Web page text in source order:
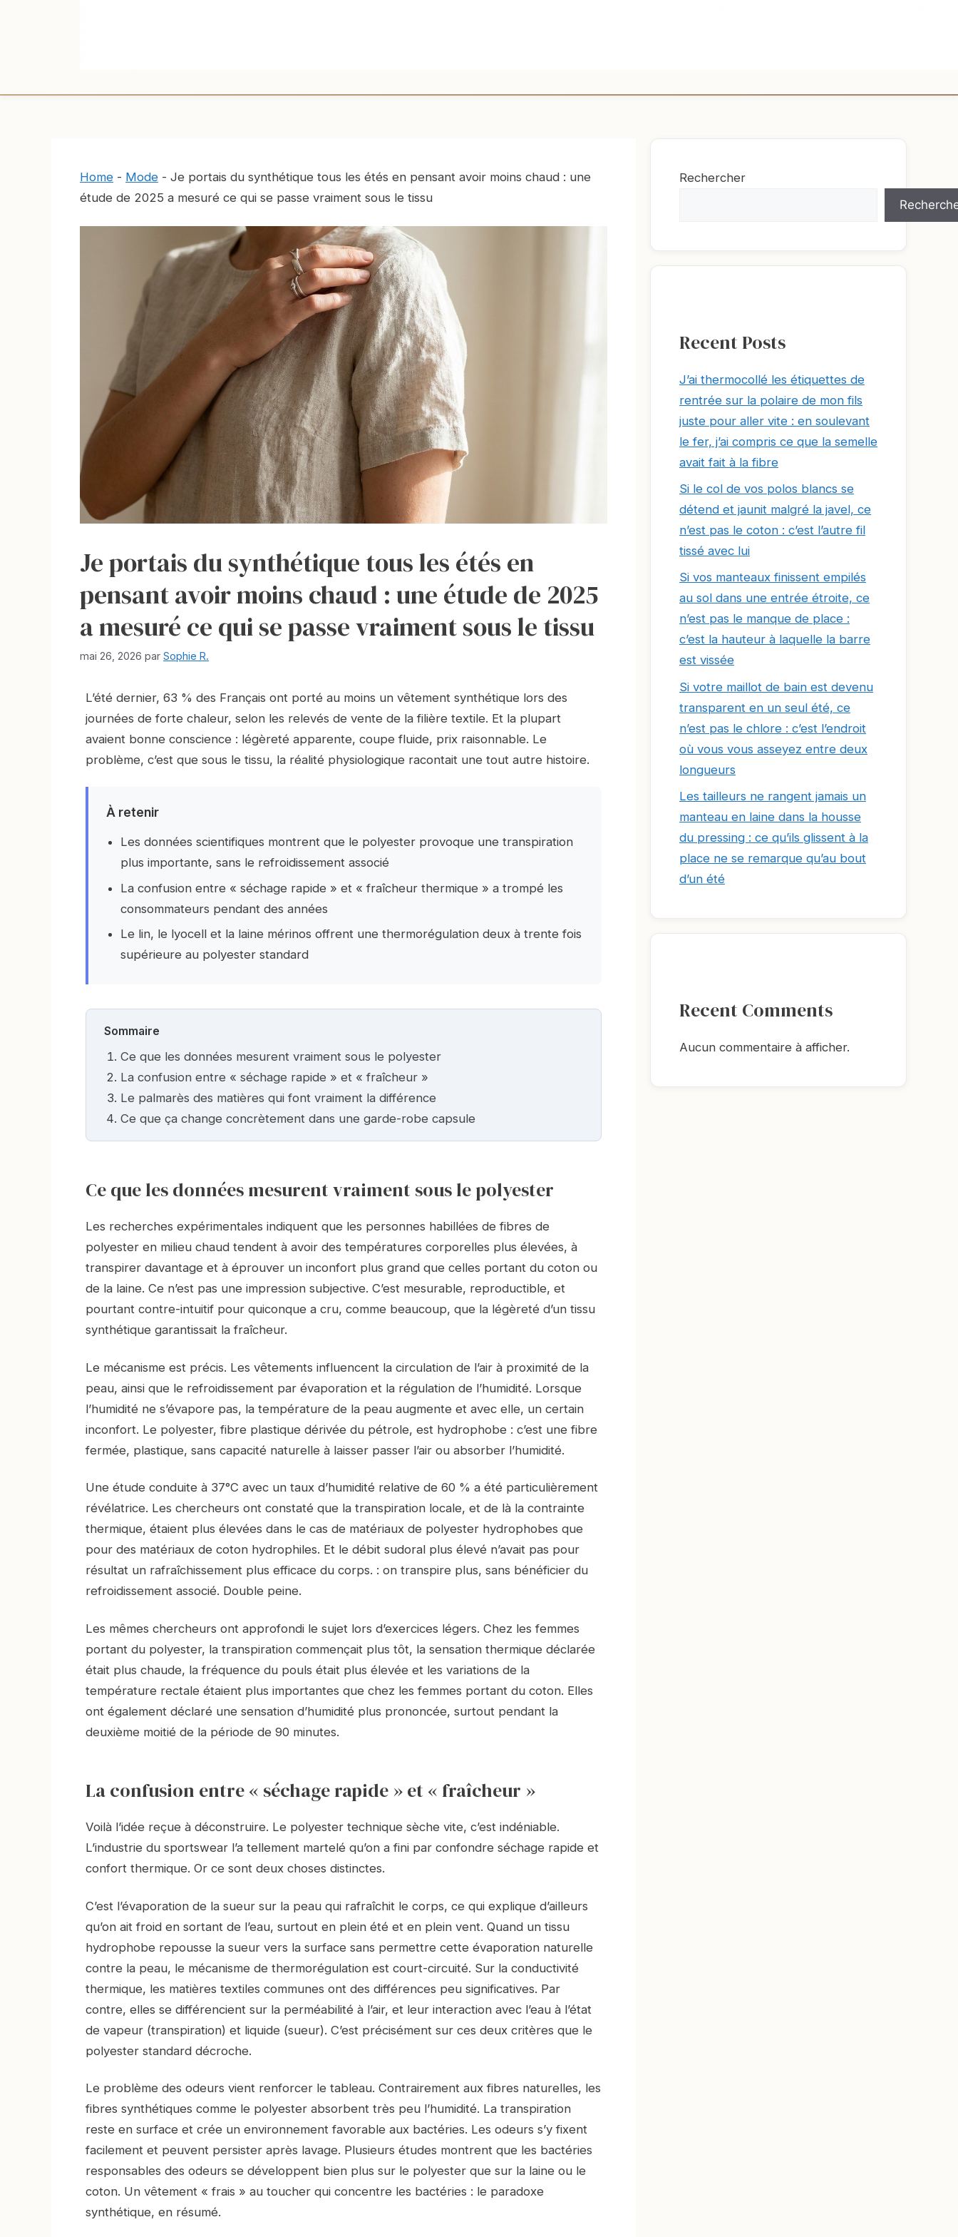
Home - Mode - Je portais du synthétique tous les étés en pensant avoir moins chaud : une
étude de 2025 a mesuré ce qui se passe vraiment sous le tissu
Je portais du synthétique tous les étés en
pensant avoir moins chaud : une étude de 2025
a mesuré ce qui se passe vraiment sous le tissu
mai 26, 2026 par Sophie R.
L’été dernier, 63 % des Français ont porté au moins un vêtement synthétique lors des
journées de forte chaleur, selon les relevés de vente de la filière textile. Et la plupart
avaient bonne conscience : légèreté apparente, coupe fluide, prix raisonnable. Le
problème, c’est que sous le tissu, la réalité physiologique racontait une tout autre histoire.
À retenir
Les données scientifiques montrent que le polyester provoque une transpiration
plus importante, sans le refroidissement associé
La confusion entre « séchage rapide » et « fraîcheur thermique » a trompé les
consommateurs pendant des années
Le lin, le lyocell et la laine mérinos offrent une thermorégulation deux à trente fois
supérieure au polyester standard
Sommaire
Ce que les données mesurent vraiment sous le polyester
La confusion entre « séchage rapide » et « fraîcheur »
Le palmarès des matières qui font vraiment la différence
Ce que ça change concrètement dans une garde-robe capsule
Ce que les données mesurent vraiment sous le polyester
Les recherches expérimentales indiquent que les personnes habillées de fibres de
polyester en milieu chaud tendent à avoir des températures corporelles plus élevées, à
transpirer davantage et à éprouver un inconfort plus grand que celles portant du coton ou
de la laine. Ce n’est pas une impression subjective. C’est mesurable, reproductible, et
pourtant contre-intuitif pour quiconque a cru, comme beaucoup, que la légèreté d’un tissu
synthétique garantissait la fraîcheur.
Le mécanisme est précis. Les vêtements influencent la circulation de l’air à proximité de la
peau, ainsi que le refroidissement par évaporation et la régulation de l’humidité. Lorsque
l’humidité ne s’évapore pas, la température de la peau augmente et avec elle, un certain
inconfort. Le polyester, fibre plastique dérivée du pétrole, est hydrophobe : c’est une fibre
fermée, plastique, sans capacité naturelle à laisser passer l’air ou absorber l’humidité.
Une étude conduite à 37°C avec un taux d’humidité relative de 60 % a été particulièrement
révélatrice. Les chercheurs ont constaté que la transpiration locale, et de là la contrainte
thermique, étaient plus élevées dans le cas de matériaux de polyester hydrophobes que
pour des matériaux de coton hydrophiles. Et le débit sudoral plus élevé n’avait pas pour
résultat un rafraîchissement plus efficace du corps. : on transpire plus, sans bénéficier du
refroidissement associé. Double peine.
Les mêmes chercheurs ont approfondi le sujet lors d’exercices légers. Chez les femmes
portant du polyester, la transpiration commençait plus tôt, la sensation thermique déclarée
était plus chaude, la fréquence du pouls était plus élevée et les variations de la
température rectale étaient plus importantes que chez les femmes portant du coton. Elles
ont également déclaré une sensation d’humidité plus prononcée, surtout pendant la
deuxième moitié de la période de 90 minutes.
La confusion entre « séchage rapide » et « fraîcheur »
Voilà l’idée reçue à déconstruire. Le polyester technique sèche vite, c’est indéniable.
L’industrie du sportswear l’a tellement martelé qu’on a fini par confondre séchage rapide et
confort thermique. Or ce sont deux choses distinctes.
C’est l’évaporation de la sueur sur la peau qui rafraîchit le corps, ce qui explique d’ailleurs
qu’on ait froid en sortant de l’eau, surtout en plein été et en plein vent. Quand un tissu
hydrophobe repousse la sueur vers la surface sans permettre cette évaporation naturelle
contre la peau, le mécanisme de thermorégulation est court-circuité. Sur la conductivité
thermique, les matières textiles communes ont des différences peu significatives. Par
contre, elles se différencient sur la perméabilité à l’air, et leur interaction avec l’eau à l’état
de vapeur (transpiration) et liquide (sueur). C’est précisément sur ces deux critères que le
polyester standard décroche.
Le problème des odeurs vient renforcer le tableau. Contrairement aux fibres naturelles, les
fibres synthétiques comme le polyester absorbent très peu l’humidité. La transpiration
reste en surface et crée un environnement favorable aux bactéries. Les odeurs s’y fixent
facilement et peuvent persister après lavage. Plusieurs études montrent que les bactéries
responsables des odeurs se développent bien plus sur le polyester que sur la laine ou le
coton. Un vêtement « frais » au toucher qui concentre les bactéries : le paradoxe
synthétique, en résumé.
Rechercher
Recent Posts
J’ai thermocollé les étiquettes de
rentrée sur la polaire de mon fils
juste pour aller vite : en soulevant
le fer, j’ai compris ce que la semelle
avait fait à la fibre
Si le col de vos polos blancs se
détend et jaunit malgré la javel, ce
n’est pas le coton : c’est l’autre fil
tissé avec lui
Si vos manteaux finissent empilés
au sol dans une entrée étroite, ce
n’est pas le manque de place :
c’est la hauteur à laquelle la barre
est vissée
Si votre maillot de bain est devenu
transparent en un seul été, ce
n’est pas le chlore : c’est l’endroit
où vous vous asseyez entre deux
longueurs
Les tailleurs ne rangent jamais un
manteau en laine dans la housse
du pressing : ce qu’ils glissent à la
place ne se remarque qu’au bout
d’un été
Recent Comments
Aucun commentaire à afficher.